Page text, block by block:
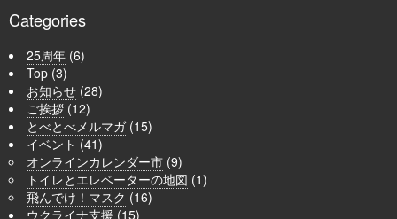
Categories
25周年 (6)
Top (3)
お知らせ (28)
ご挨拶 (12)
とべとべメルマガ(15)
イベント (41)
オンラインカレンダー市 (9)
トイレとエレベーターの地図 (1)
飛んでけ！マスク (16)
ウクライナ支援 (15)